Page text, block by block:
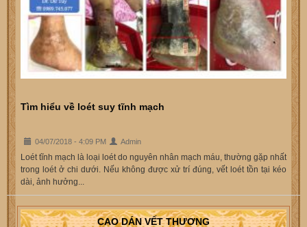
Tìm hiểu về loét suy tĩnh mạch
04/07/2018 - 4:09 PM Admin
Loét tĩnh mạch là loại loét do nguyên nhân mạch máu, thường gặp nhất
trong loét ở chi dưới. Nếu không được xử trí đúng, vết loét tồn tại kéo
dài, ảnh hưởng...
CAO DÁN VẾT THƯƠNG